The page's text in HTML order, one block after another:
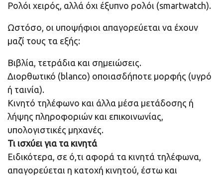
Ρολόι χειρός, αλλά όχι έξυπνο ρολόι (smartwatch).
Ωστόσο, οι υποψήφιοι απαγορεύεται να έχουν
μαζί τους τα εξής:
Βιβλία, τετράδια και σημειώσεις.
Διορθωτικό (blanco) οποιασδήποτε μορφής (υγρό
ή ταινία).
Κινητό τηλέφωνο και άλλα μέσα μετάδοσης ή
λήψης πληροφοριών και επικοινωνίας,
υπολογιστικές μηχανές.
Τι ισχύει για τα κινητά
Ειδικότερα, σε ό,τι αφορά τα κινητά τηλέφωνα,
απαγορεύεται η κατοχή κινητού, έστω και